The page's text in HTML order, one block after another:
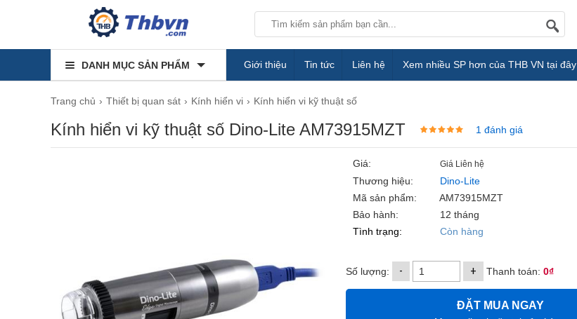
DANH MỤC SẢN PHẨM Giới thiệu Tin tức Liên hệ Xem nhiều SP hơn của THB VN tại đây
Trang chủ Thiết bị quan sát Kính hiển vi Kính hiển vi kỹ thuật số
Kính hiển vi kỹ thuật số Dino-Lite AM73915MZT 1 đánh giá
Giá: Giá Liên hệ
Thương hiệu:
Dino-Lite
Mã sản phẩm:
AM73915MZT
Bảo hành:
12 tháng
Tình trạng:
Còn hàng
Số lượng: - + Thanh toán: 0₫
ĐẶT MUA NGAY